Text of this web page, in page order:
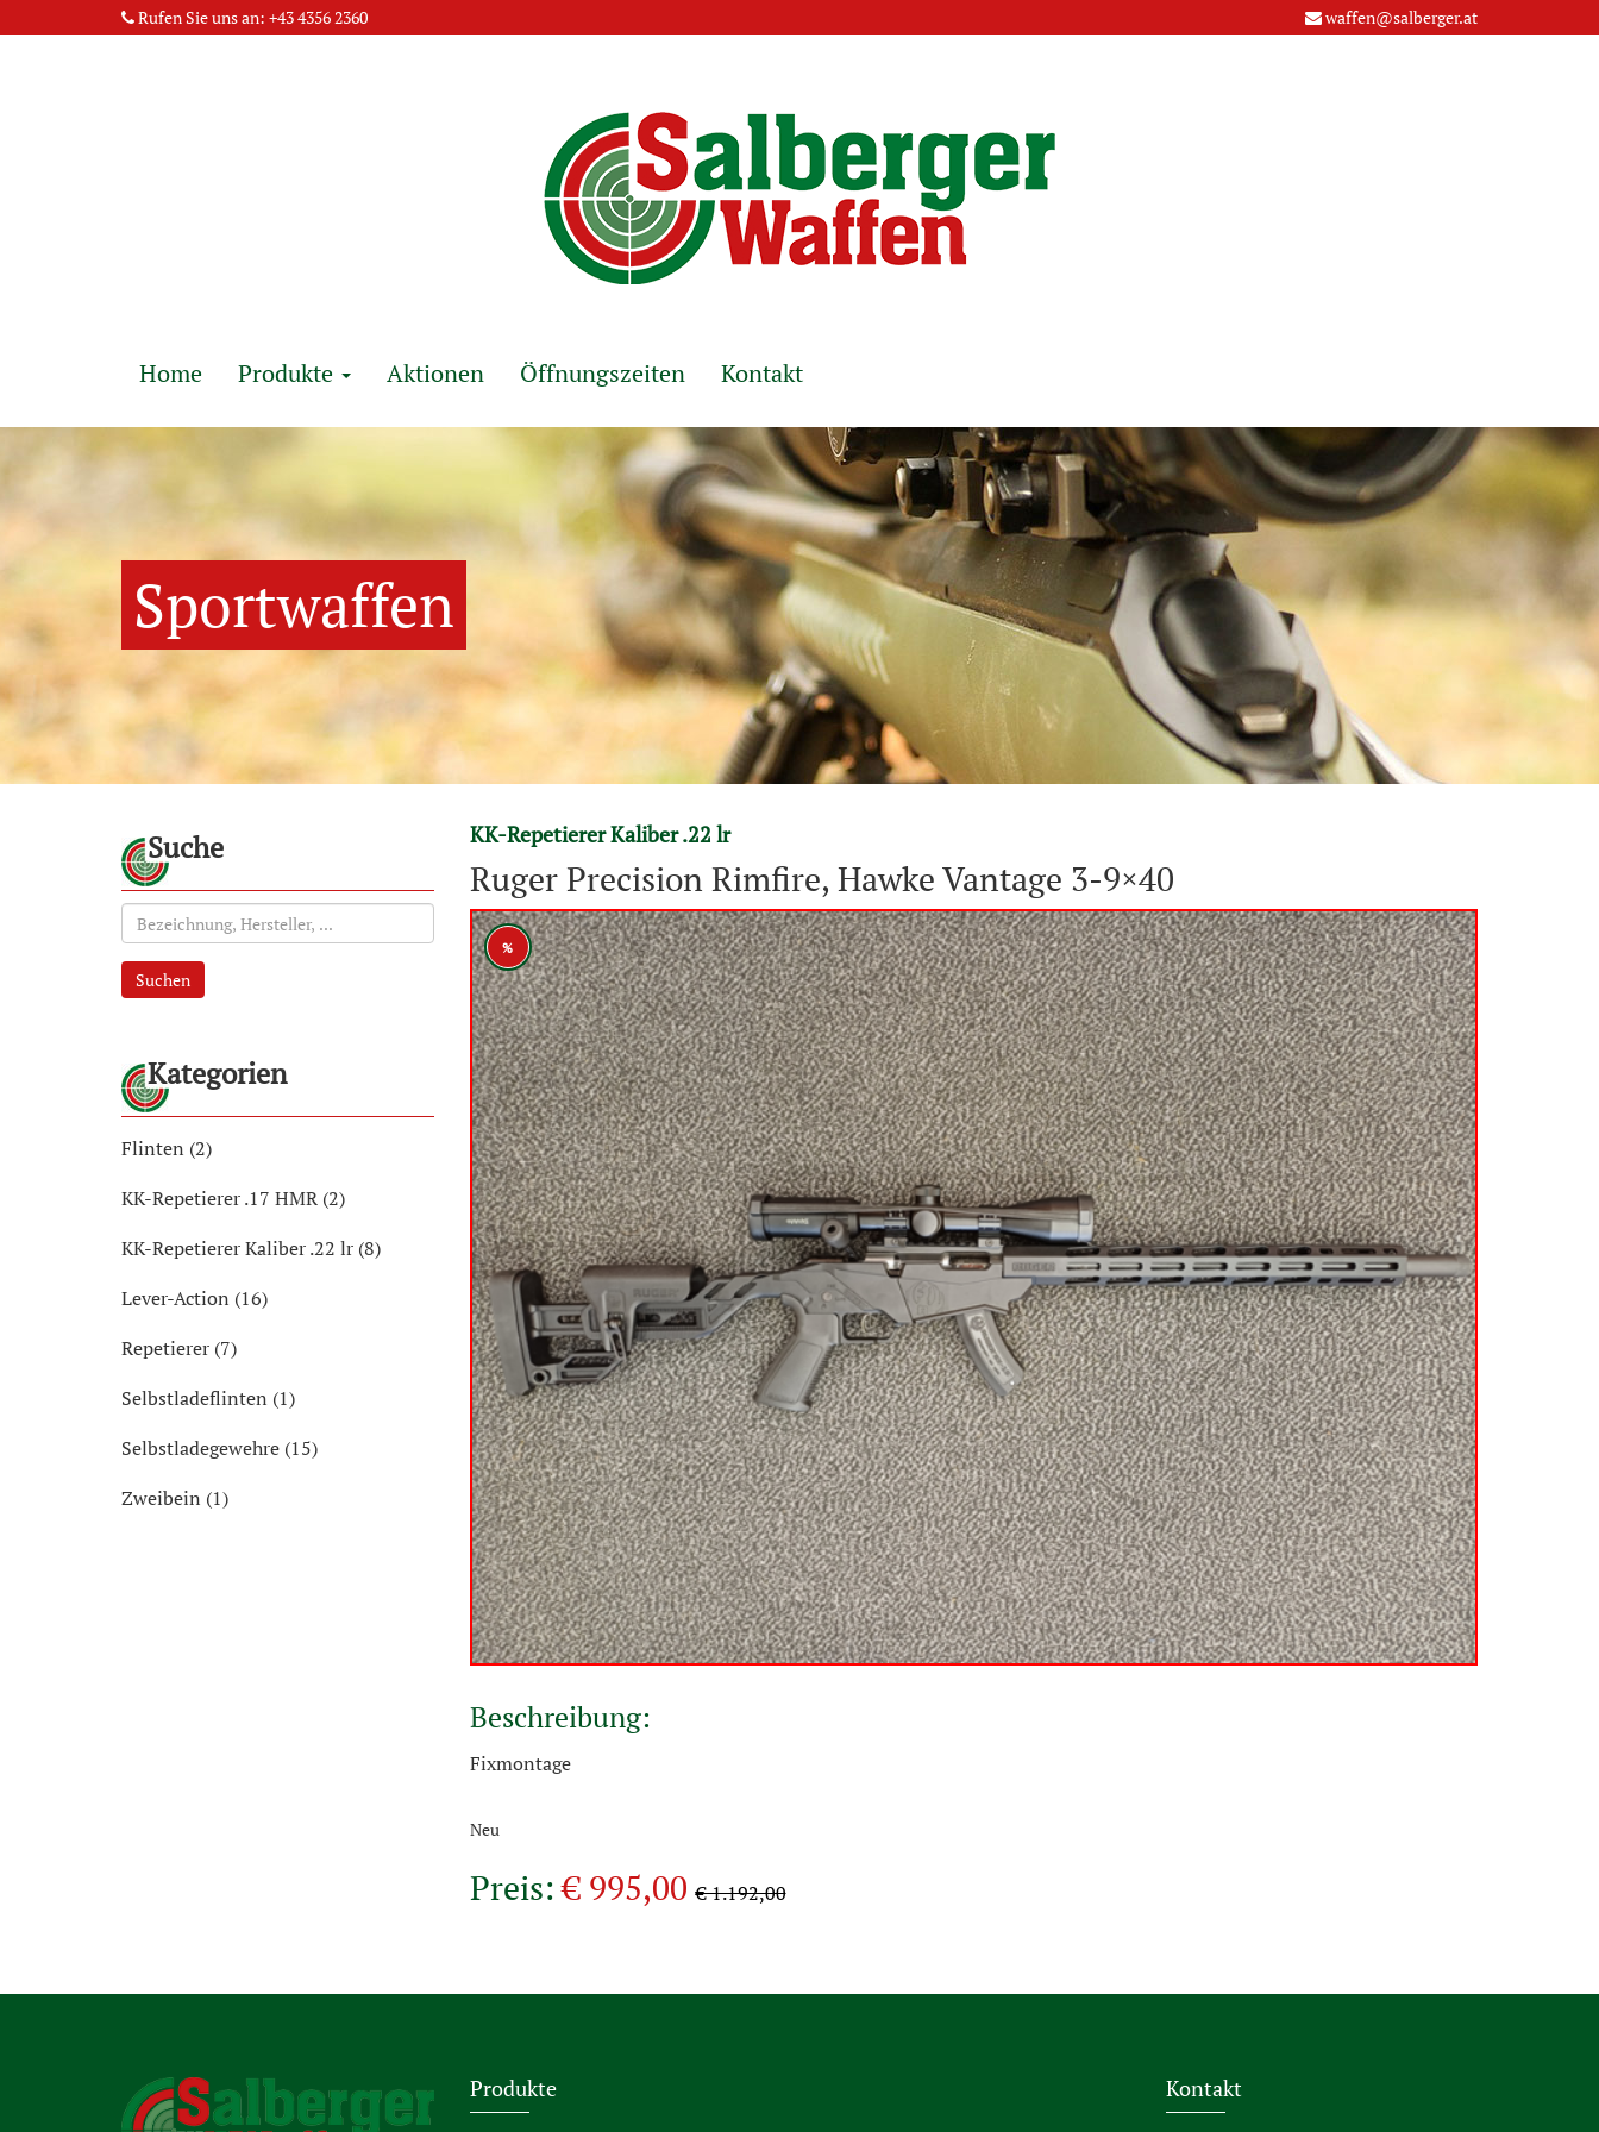
Rufen Sie uns an: +43 4356 2360 waffen@salberger.at
Home Produkte Aktionen Öffnungszeiten Kontakt
Sportwaffen
KK-Repetierer Kaliber .22 lr
Ruger Precision Rimfire, Hawke Vantage 3-9×40
%
Beschreibung:
Fixmontage
Neu
Preis:€ 995,00€ 1.192,00
Suche
Suchen
Kategorien
Flinten (2)
KK-Repetierer .17 HMR (2)
KK-Repetierer Kaliber .22 lr (8)
Lever-Action (16)
Repetierer (7)
Selbstladeflinten (1)
Selbstladegewehre (15)
Zweibein (1)
Produkte Kontakt